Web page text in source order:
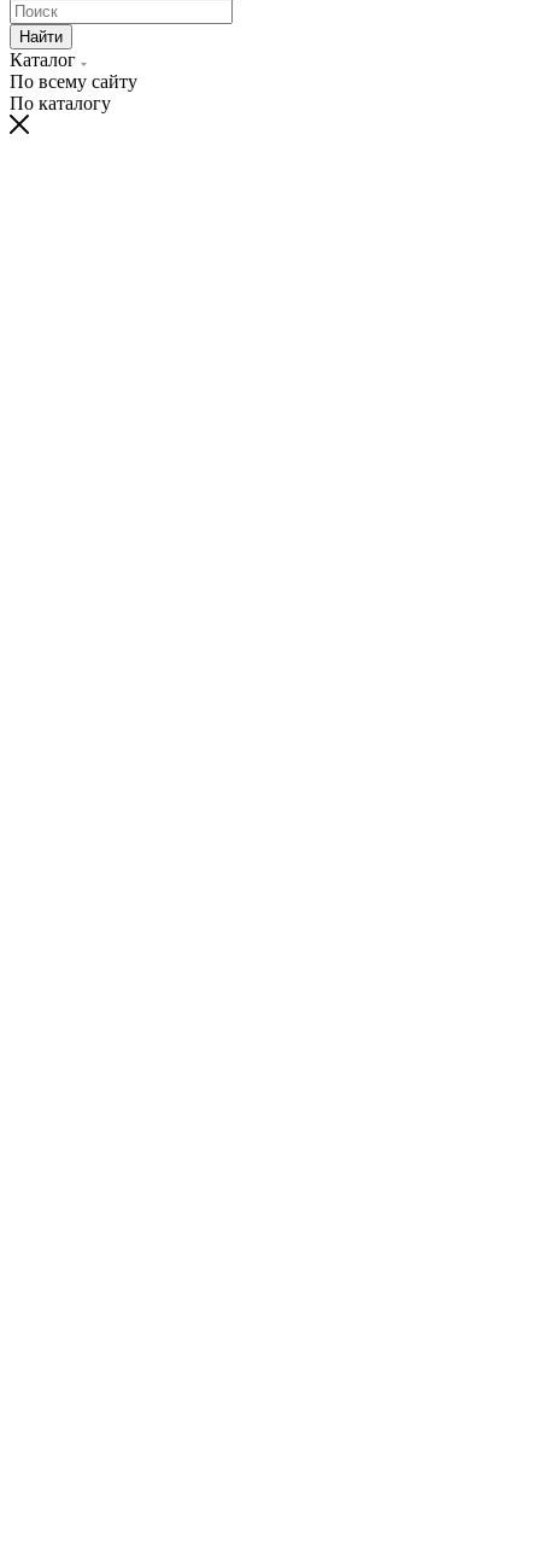
Найти
Каталог
По всему сайту
По каталогу